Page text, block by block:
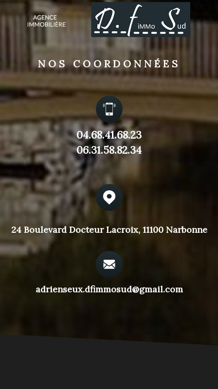
NOS COORDONNÉES
04.68.41.68.23
06.31.58.82.34
adrienseux.dfimmosud@gmail.com
24 Boulevard Docteur Lacroix, 11100 Narbonne